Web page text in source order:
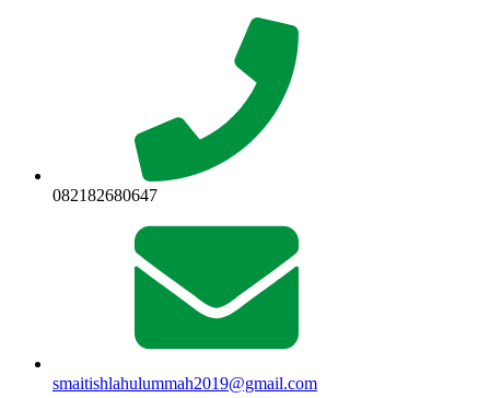
082182680647
smaitishlahulummah2019@gmail.com